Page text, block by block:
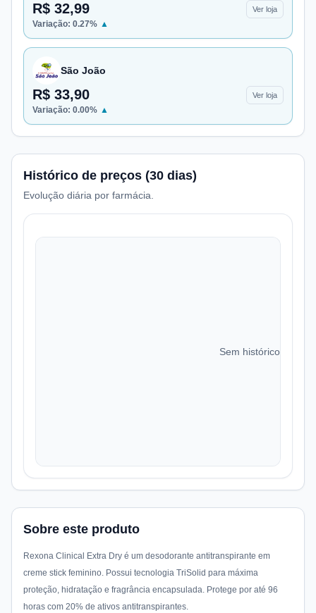
R$ 32,99 Ver loja
Variação: 0.27% ▲
São João
R$ 33,90 Ver loja
Variação: 0.00% ▲
Histórico de preços (30 dias)
Evolução diária por farmácia.
Sem histórico de
Sobre este produto
Rexona Clinical Extra Dry é um desodorante antitranspirante em
creme stick feminino. Possui tecnologia TriSolid para máxima
proteção, hidratação e fragrância encapsulada. Protege por até 96
horas com 20% de ativos antitranspirantes.